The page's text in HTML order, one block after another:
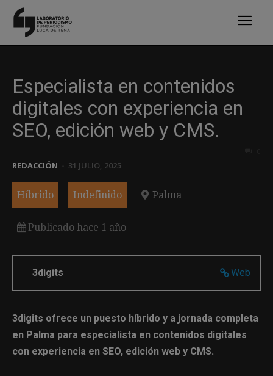
Especialista en contenidos
digitales con experiencia en
SEO, edición web y CMS.
REDACCIÓN 31 JULIO, 2025
Híbrido Indefinido Palma
Publicado hace 1 año
Web
3digits
3digits ofrece un puesto híbrido y a jornada completa
en Palma para especialista en contenidos digitales
con experiencia en SEO, edición web y CMS.